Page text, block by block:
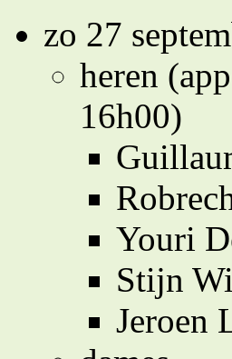
zo 27
heren
16h00)
Youri
Stijn
Jeroen